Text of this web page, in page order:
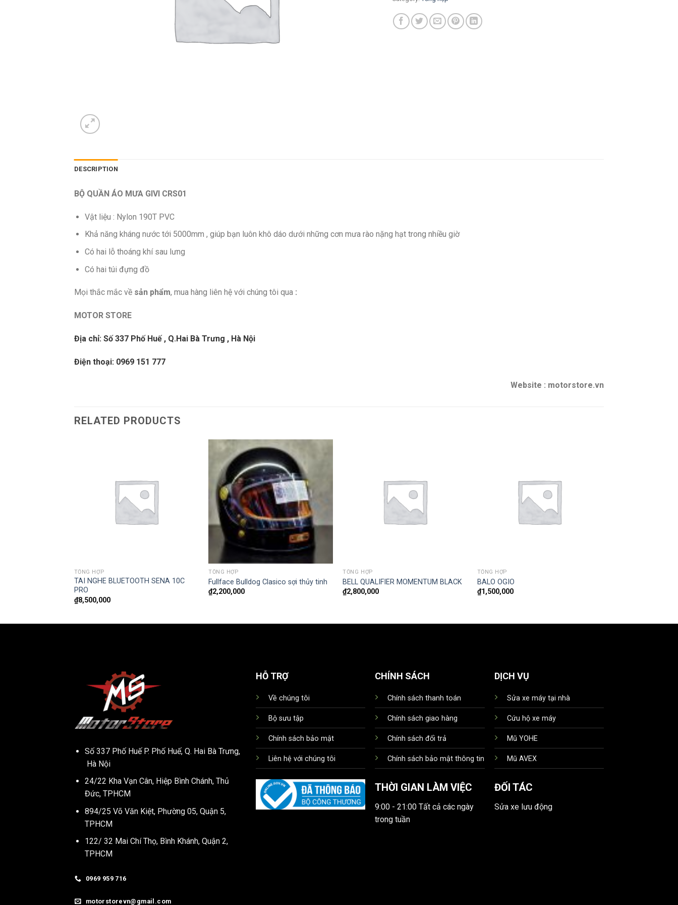
DESCRIPTION
BỘ QUẦN ÁO MƯA GIVI CRS01
Vật liệu : Nylon 190T PVC
Khả năng kháng nước tới 5000mm , giúp bạn luôn khô dáo dưới những cơn mưa rào nặng hạt trong nhiều giờ
Có hai lỗ thoáng khí sau lưng
Có hai túi đựng đồ
Mọi thắc mắc về sản phẩm, mua hàng liên hệ với chúng tôi qua :
MOTOR STORE
Địa chỉ: Số 337 Phố Huế , Q.Hai Bà Trưng , Hà Nội
Điện thoại: 0969 151 777
Website : motorstore.vn
RELATED PRODUCTS
TỔNG HỢP
TAI NGHE BLUETOOTH SENA 10C
PRO
₫8,500,000
TỔNG HỢP
Fullface Bulldog Clasico sợi thủy tinh
₫2,200,000
TỔNG HỢP
BELL QUALIFIER MOMENTUM BLACK
₫2,800,000
TỔNG HỢP
BALO OGIO
₫1,500,000
Số 337 Phố Huế P. Phố Huế, Q. Hai Bà Trưng,
Hà Nội
24/22 Kha Vạn Cân, Hiệp Bình Chánh, Thủ
Đức, TPHCM
894/25 Võ Văn Kiệt, Phường 05, Quận 5,
TPHCM
122/ 32 Mai Chí Thọ, Bình Khánh, Quận 2,
TPHCM
0969 959 716
motorstorevn@gmail.com
HỖ TRỢ
Về chúng tôi
Bộ sưu tập
Chính sách bảo mật
Liên hệ với chúng tôi
CHÍNH SÁCH
Chính sách thanh toán
Chính sách giao hàng
Chính sách đổi trả
Chính sách bảo mật thông tin
THỜI GIAN LÀM VIỆC
9:00 - 21:00 Tất cả các ngày
trong tuần
DỊCH VỤ
Sửa xe máy tại nhà
Cứu hộ xe máy
Mũ YOHE
Mũ AVEX
ĐỐI TÁC
Sửa xe lưu động